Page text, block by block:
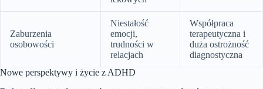
Zaburzenia
osobowości
Niestałość
emocji,
trudności w
relacjach
Współpraca
terapeutyczna i
duża ostrożność
diagnostyczna
Nowe perspektywy i życie z ADHD